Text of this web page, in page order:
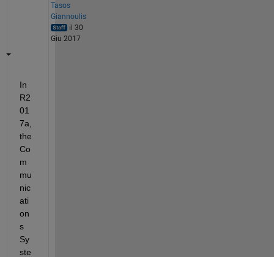
Tasos
Giannoulis
il 30
Giu 2017
In
R2
01
7a,
the
Co
m
mu
nic
ati
on
s
Sy
ste